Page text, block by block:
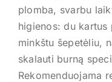
plomba, svarbu
higienos: du
minkštu šepetėliu,
skalauti burną
Rekomenduojama